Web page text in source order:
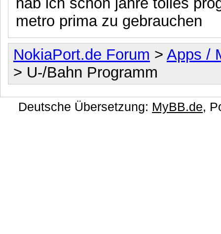
metro prima zu gebrauchen
NokiaPort.de Forum > Apps /
> U-/Bahn Programm
Deutsche Übersetzung: MyBB.de,